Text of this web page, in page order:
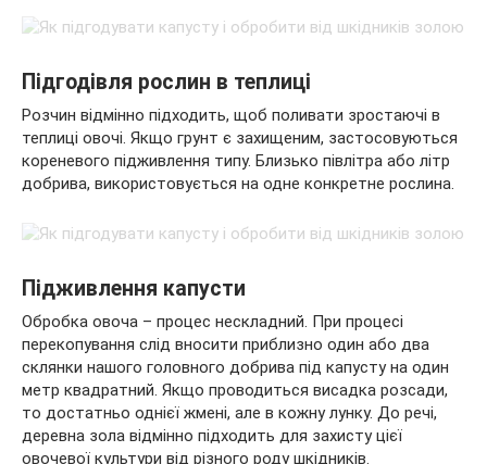
Підгодівля рослин в теплиці
Розчин відмінно підходить, щоб поливати зростаючі в
теплиці овочі. Якщо грунт є захищеним, застосовуються
кореневого підживлення типу. Близько півлітра або літр
добрива, використовується на одне конкретне рослина.
Підживлення капусти
Обробка овоча – процес нескладний. При процесі
перекопування слід вносити приблизно один або два
склянки нашого головного добрива під капусту на один
метр квадратний. Якщо проводиться висадка розсади,
то достатньо однієї жмені, але в кожну лунку. До речі,
деревна зола відмінно підходить для захисту цієї
овочевої культури від різного роду шкідників.